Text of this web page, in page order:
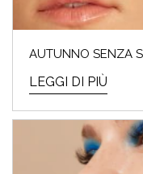
AUTUNNO SENZA
LEGGI DI PIÙ